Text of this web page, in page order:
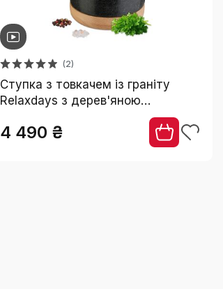
(2)
Ступка з товкачем із граніту
Relaxdays з дерев'яною
підставкою для спецій та трав,
8.5 x 14 см, чорний/натуральний
4 490 ₴